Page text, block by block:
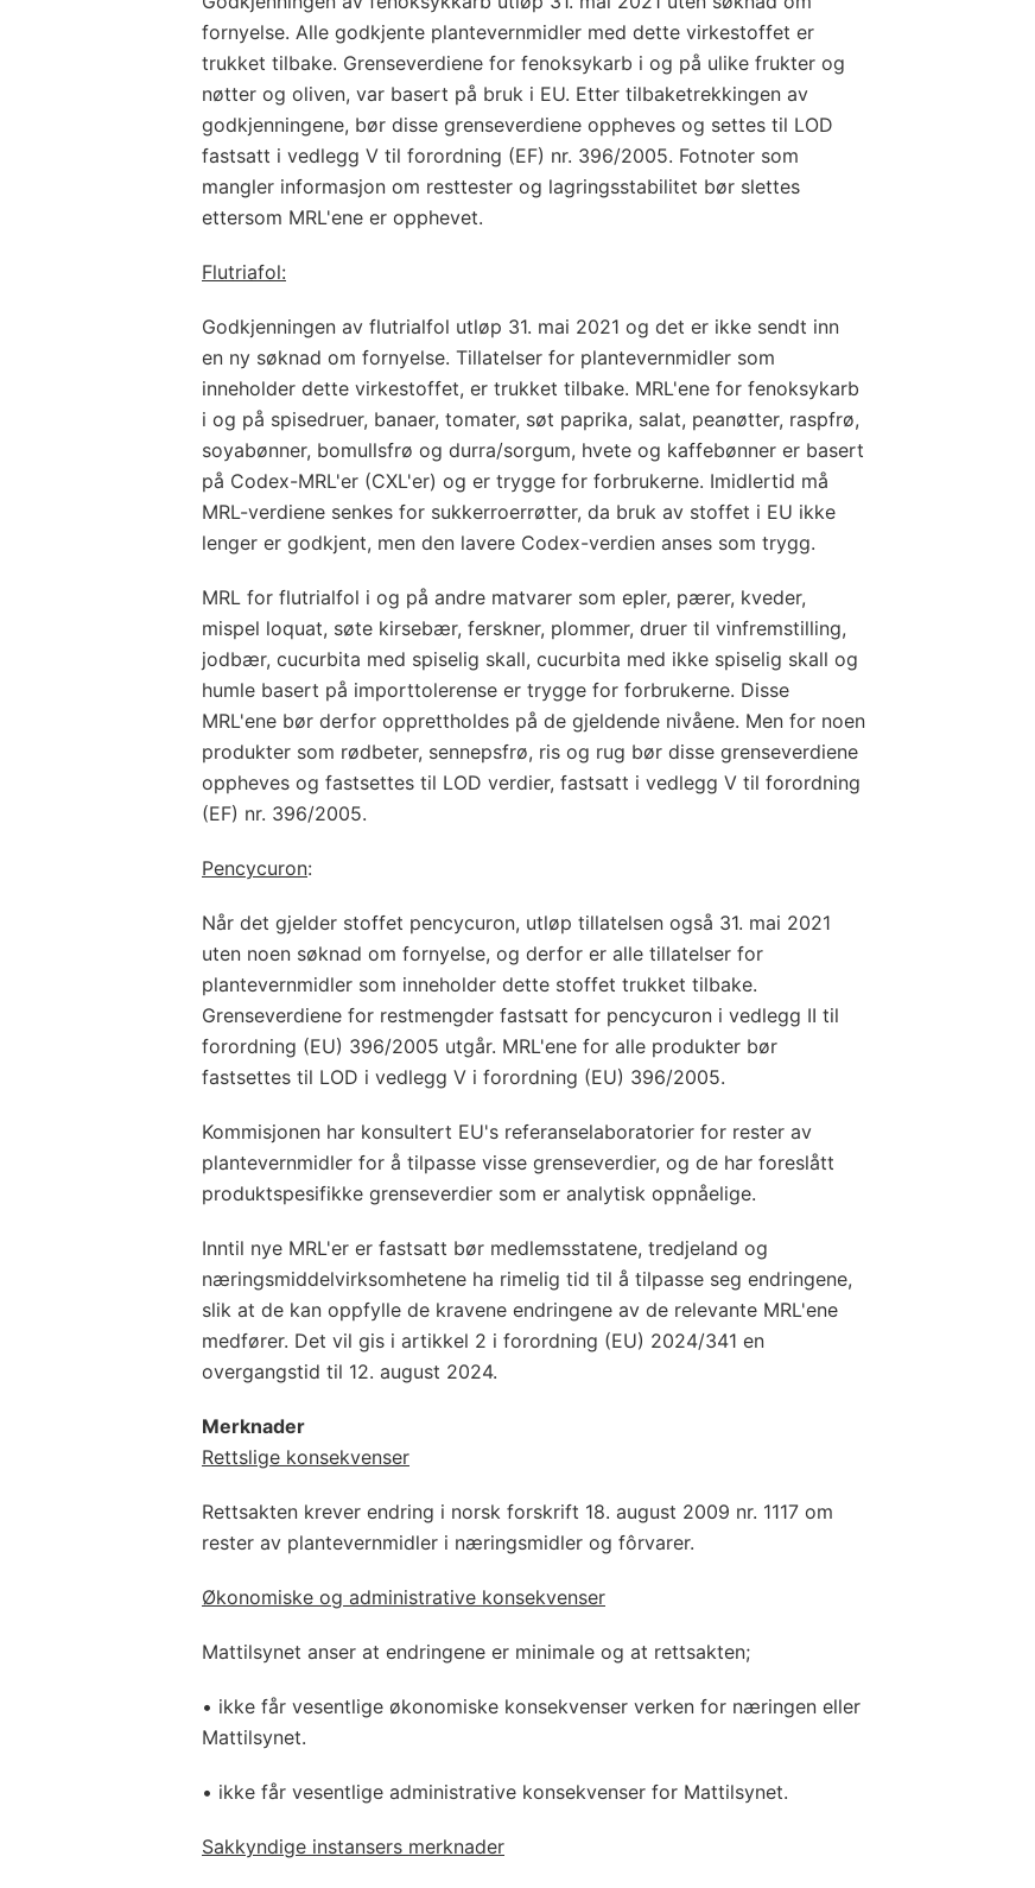
fornyelse. Alle godkjente plantevernmidler med dette virkestoffet er
trukket tilbake. Grenseverdiene for fenoksykarb i og på ulike frukter og
nøtter og oliven, var basert på bruk i EU. Etter tilbaketrekkingen av
godkjenningene, bør disse grenseverdiene oppheves og settes til LOD
fastsatt i vedlegg V til forordning (EF) nr. 396/2005. Fotnoter som
mangler informasjon om resttester og lagringsstabilitet bør slettes
ettersom MRL'ene er opphevet.
Flutriafol:
Godkjenningen av flutrialfol utløp 31. mai 2021 og det er ikke sendt inn
en ny søknad om fornyelse. Tillatelser for plantevernmidler som
inneholder dette virkestoffet, er trukket tilbake. MRL'ene for fenoksykarb
i og på spisedruer, banaer, tomater, søt paprika, salat, peanøtter, raspfrø,
soyabønner, bomullsfrø og durra/sorgum, hvete og kaffebønner er basert
på Codex-MRL'er (CXL'er) og er trygge for forbrukerne. Imidlertid må
MRL-verdiene senkes for sukkerroerrøtter, da bruk av stoffet i EU ikke
lenger er godkjent, men den lavere Codex-verdien anses som trygg.
MRL for flutrialfol i og på andre matvarer som epler, pærer, kveder,
mispel loquat, søte kirsebær, ferskner, plommer, druer til vinfremstilling,
jodbær, cucurbita med spiselig skall, cucurbita med ikke spiselig skall og
humle basert på importtolerense er trygge for forbrukerne. Disse
MRL'ene bør derfor opprettholdes på de gjeldende nivåene. Men for noen
produkter som rødbeter, sennepsfrø, ris og rug bør disse grenseverdiene
oppheves og fastsettes til LOD verdier, fastsatt i vedlegg V til forordning
(EF) nr. 396/2005.
Pencycuron:
Når det gjelder stoffet pencycuron, utløp tillatelsen også 31. mai 2021
uten noen søknad om fornyelse, og derfor er alle tillatelser for
plantevernmidler som inneholder dette stoffet trukket tilbake.
Grenseverdiene for restmengder fastsatt for pencycuron i vedlegg II til
forordning (EU) 396/2005 utgår. MRL'ene for alle produkter bør
fastsettes til LOD i vedlegg V i forordning (EU) 396/2005.
Kommisjonen har konsultert EU's referanselaboratorier for rester av
plantevernmidler for å tilpasse visse grenseverdier, og de har foreslått
produktspesifikke grenseverdier som er analytisk oppnåelige.
Inntil nye MRL'er er fastsatt bør medlemsstatene, tredjeland og
næringsmiddelvirksomhetene ha rimelig tid til å tilpasse seg endringene,
slik at de kan oppfylle de kravene endringene av de relevante MRL'ene
medfører. Det vil gis i artikkel 2 i forordning (EU) 2024/341 en
overgangstid til 12. august 2024.
Merknader
Rettslige konsekvenser
Rettsakten krever endring i norsk forskrift 18. august 2009 nr. 1117 om
rester av plantevernmidler i næringsmidler og fôrvarer.
Økonomiske og administrative konsekvenser
Mattilsynet anser at endringene er minimale og at rettsakten;
• ikke får vesentlige økonomiske konsekvenser verken for næringen eller
Mattilsynet.
• ikke får vesentlige administrative konsekvenser for Mattilsynet.
Sakkyndige instansers merknader